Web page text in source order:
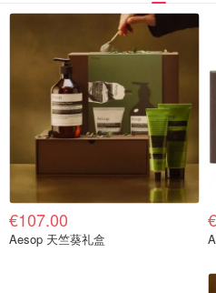
€107.00
Aesop 天竺葵礼盒